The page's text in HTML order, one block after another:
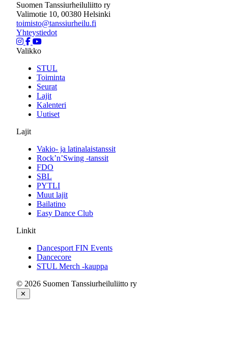
Suomen Tanssiurheiluliitto ry
Valimotie 10, 00380 Helsinki
toimisto@tanssiurheilu.fi
Yhteystiedot
Valikko
STUL
Toiminta
Seurat
Lajit
Kalenteri
Uutiset
Lajit
Vakio- ja latinalaistanssit
Rock’n’Swing -tanssit
FDO
SBL
PYTLI
Muut lajit
Bailatino
Easy Dance Club
Linkit
Dancesport FIN Events
Dancecore
STUL Merch -kauppa
© 2026 Suomen Tanssiurheiluliitto ry
✕